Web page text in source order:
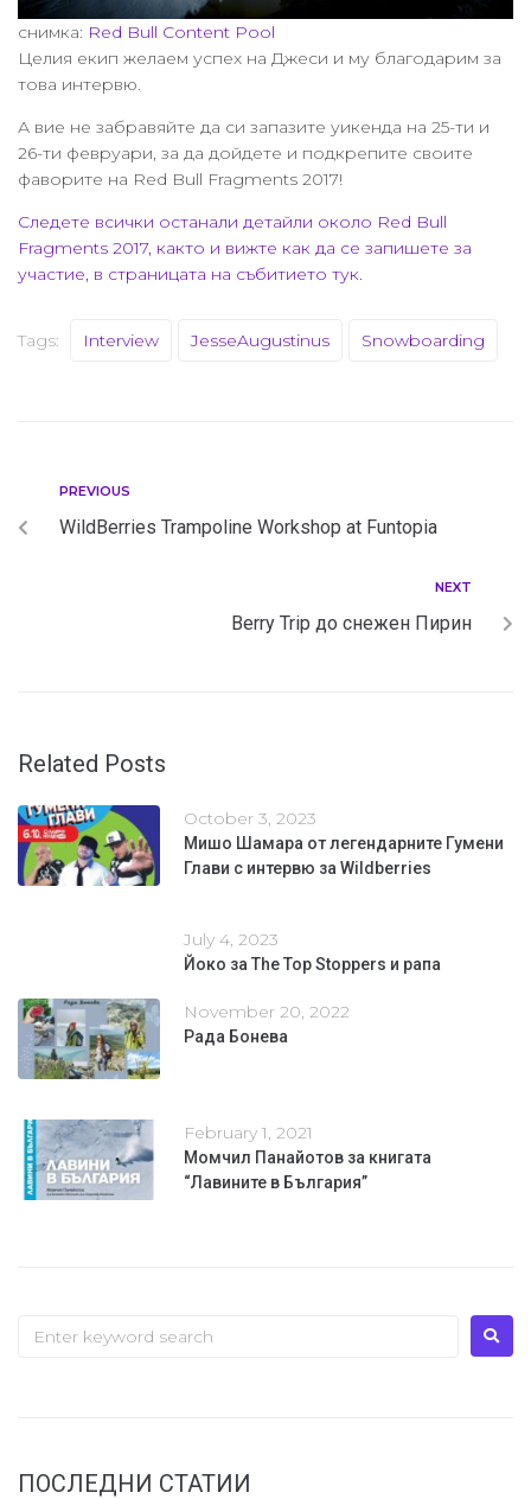
снимка: Red Bull Content Pool
Целия екип желаем успех на Джеси и му благодарим за
това интервю.
А вие не забравяйте да си запазите уикенда на 25-ти и
26-ти февруари, за да дойдете и подкрепите своите
фаворите на Red Bull Fragments 2017!
Следете всички останали детайли около Red Bull
Fragments 2017, както и вижте как да се запишете за
участие, в страницата на събитието тук.
Tags: Interview JesseAugustinus Snowboarding
PREVIOUS
WildBerries Trampoline Workshop at Funtopia
NEXT
Berry Trip до снежен Пирин
Related Posts
October 3, 2023
Мишо Шамара от легендарните Гумени
Глави с интервю за Wildberries
July 4, 2023
Йоко за The Top Stoppers и рапа
November 20, 2022
Рада Бонева
February 1, 2021
Момчил Панайотов за книгата
“Лавините в България”
ПОСЛЕДНИ СТАТИИ